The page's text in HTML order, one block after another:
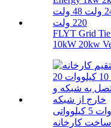
FLYT Grid
10kW 20kw
توربین بادی عمودی 3 کیلووات 5 کیلوواتی